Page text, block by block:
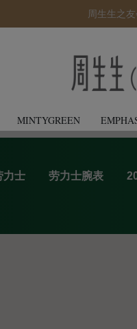
周生生之
MINTYGREEN
力士 劳力士腕表